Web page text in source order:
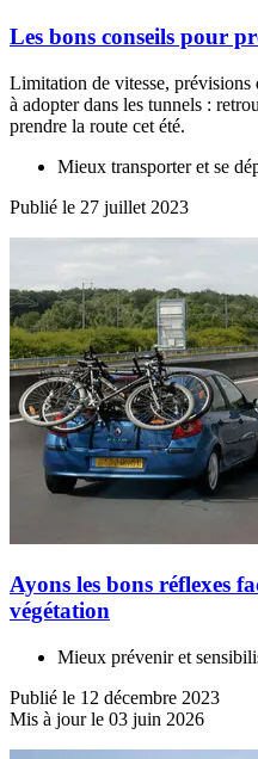
Les bons conseils pour
Limitation de vitesse,
à adopter dans les tunnels :
prendre la route cet été.
Mieux transporter et se
Publié le 27 juillet 2023
Ayons les bons réflexes
végétation
Mieux prévenir et
Publié le 12 décembre 2023
Mis à jour le 03 juin 2026